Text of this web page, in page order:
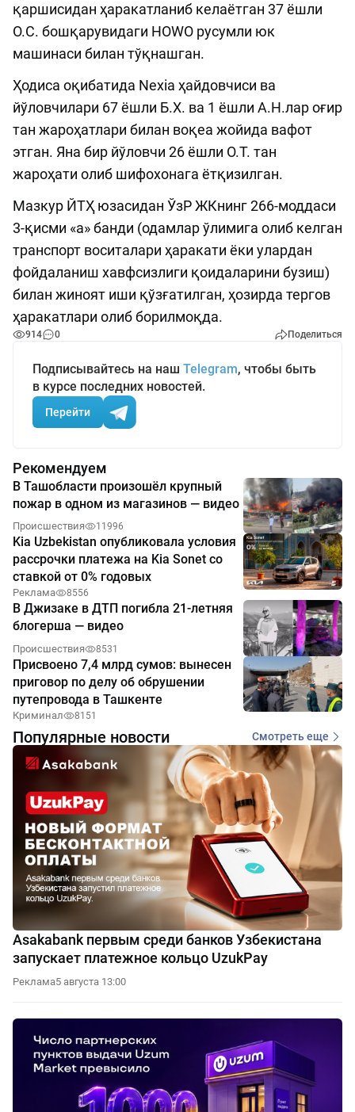
қаршисидан ҳаракатланиб келаётган 37 ёшли
О.С. бошқарувидаги НOWO русумли юк
машинаси билан тўқнашган.
Ҳодиса оқибатида Nexia ҳайдовчиси ва
йўловчилари 67 ёшли Б.Х. ва 1 ёшли А.Н.лар оғир
тан жароҳатлари билан воқеа жойида вафот
этган. Яна бир йўловчи 26 ёшли О.Т. тан
жароҳати олиб шифохонага ётқизилган.
Мазкур ЙТҲ юзасидан ЎзР ЖКнинг 266-моддаси
3-қисми «а» банди (одамлар ўлимига олиб келган
транспорт воситалари ҳаракати ёки улардан
фойдаланиш хавфсизлиги қоидаларини бузиш)
билан жиноят иши қўзғатилган, ҳозирда тергов
ҳаракатлари олиб борилмоқда.
914 0 Поделиться
Подписывайтесь на наш Telegram, чтобы быть
в курсе последних новостей.
Перейти
Рекомендуем
В Ташобласти произошёл крупный
пожар в одном из магазинов — видео
Происшествия 11996
Kia Uzbekistan опубликовала условия
рассрочки платежа на Kia Sonet со
ставкой от 0% годовых
Реклама 8556
В Джизаке в ДТП погибла 21-летняя
блогерша — видео
Происшествия 8531
Присвоено 7,4 млрд сумов: вынесен
приговор по делу об обрушении
путепровода в Ташкенте
Криминал 8151
Популярные новости Смотреть еще
Asakabank первым среди банков Узбекистана
запускает платежное кольцо UzukPay
Реклама5 августа 13:00